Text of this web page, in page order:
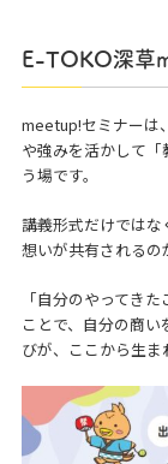
E-TOKO深草
meetup!セミナーは
や強みを活かして
う場です。
講義形式だけではな
想いが共有されるの
「自分のやってき
ことで、自分の商
びが、ここから生ま